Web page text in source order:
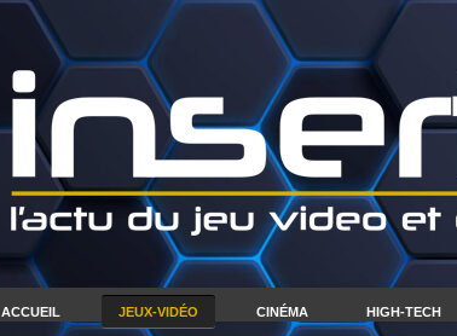
ACCUEIL JEUX-VIDÉO CINÉMA HIGH-TECH